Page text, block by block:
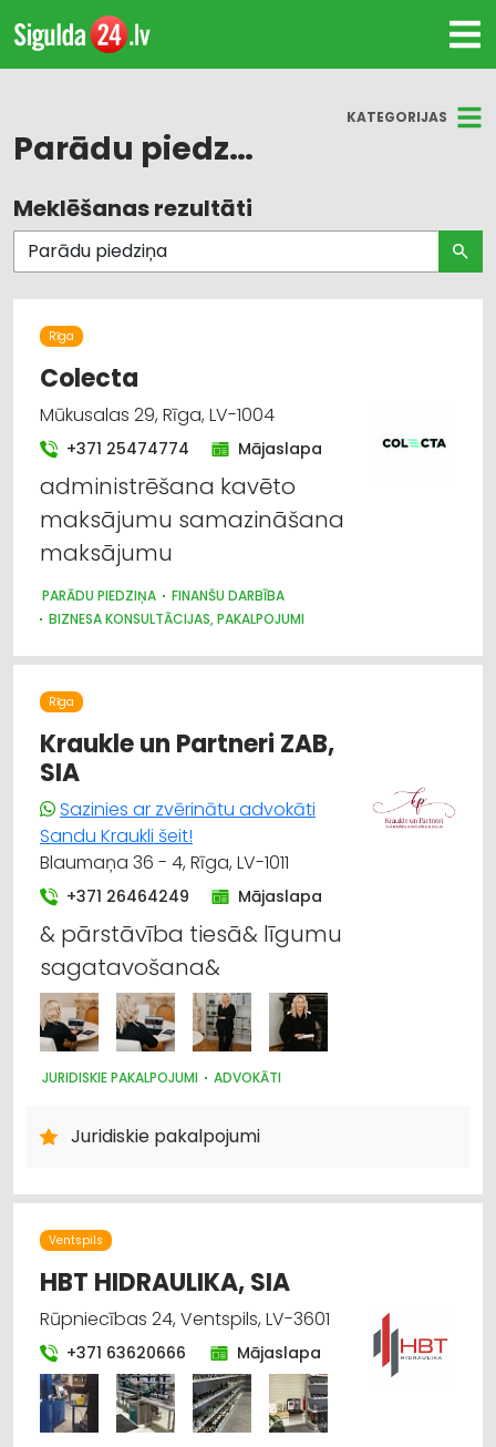
KATEGORIJAS
Parādu piedziņa
Visas nozares
Advokāti
Caurules
Elektroniskās ierīces, komponentes
Finanšu darbība
Hidrauliskās un pneimatiskās ierīces
Lauksaimniecības tehnikas un traktortehnikas
rezerves daļas
Mašīnbūve
Metālapstrāde
Meklēšanas rezultāti
Rīga
Colecta
Mūkusalas 29, Rīga, LV-1004
+371 25474774 Mājaslapa
administrēšana kavēto
maksājumu samazināšana
maksājumu
PARĀDU PIEDZIŅA
FINANŠU DARBĪBA
BIZNESA KONSULTĀCIJAS, PAKALPOJUMI
Rīga
Kraukle un Partneri ZAB,
SIA
Sazinies ar zvērinātu advokāti
Sandu Kraukli šeit!
Blaumaņa 36 - 4, Rīga, LV-1011
+371 26464249 Mājaslapa
& pārstāvība tiesā& līgumu
sagatavošana&
JURIDISKIE PAKALPOJUMI ADVOKĀTI
Juridiskie pakalpojumi
Ventspils
HBT HIDRAULIKA, SIA
Rūpniecības 24, Ventspils, LV-3601
+371 63620666 Mājaslapa